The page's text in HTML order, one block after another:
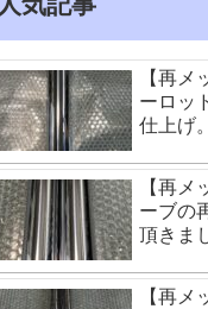
【再メ
ーロッ
仕上げ
【再メ
ーブの
頂きま
【再メ